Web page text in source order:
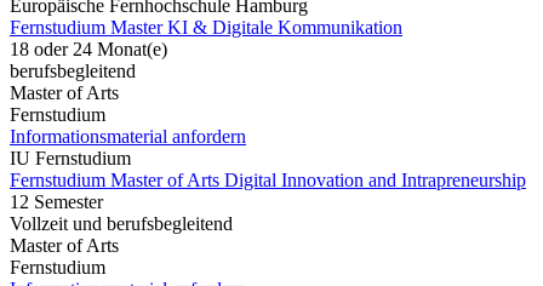
Europäische Fernhochschule Hamburg
Fernstudium Master KI & Digitale Kommunikation
18 oder 24 Monat(e)
berufsbegleitend
Master of Arts
Fernstudium
Informationsmaterial anfordern
IU Fernstudium
Fernstudium Master of Arts Digital Innovation and Intrapreneurship
12 Semester
Vollzeit und berufsbegleitend
Master of Arts
Fernstudium